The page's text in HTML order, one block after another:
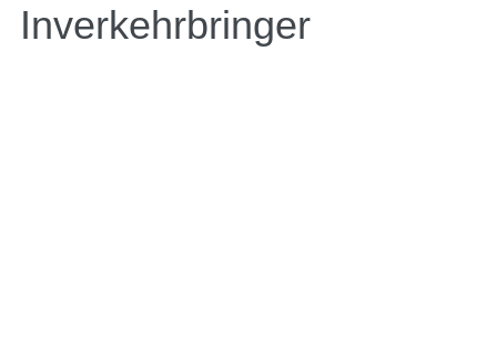
Inverkehrbringer